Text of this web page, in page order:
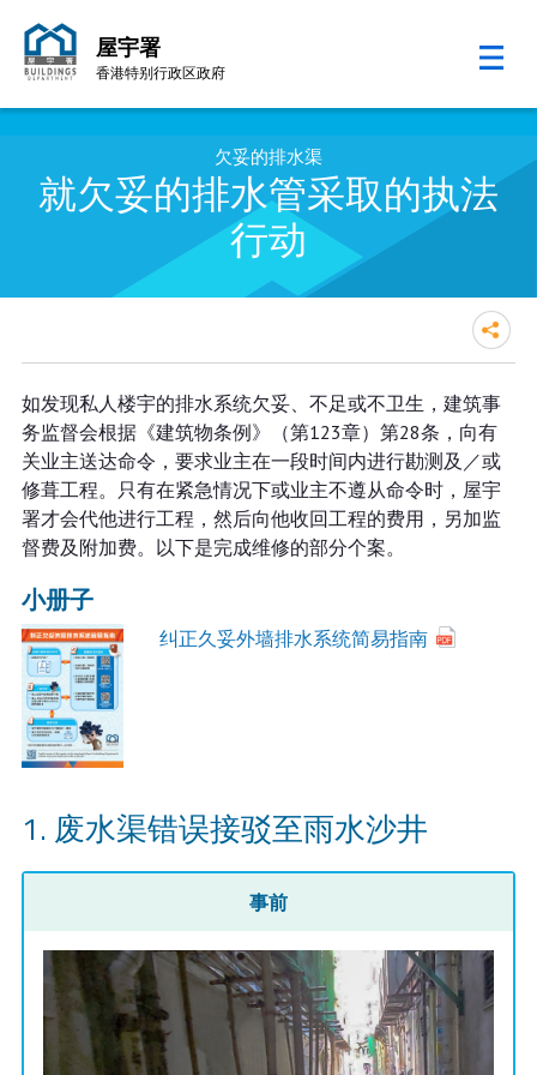
屋宇署
香港特别行政区政府
欠妥的排水渠
就欠妥的排水管采取的执法
行动
就欠妥的排水管采取的执法行动
如发现私人楼宇的排水系统欠妥、不足或不卫生，建筑事
务监督会根据《建筑物条例》（第123章）第28条，向有
关业主送达命令，要求业主在一段时间内进行勘测及／或
修葺工程。只有在紧急情况下或业主不遵从命令时，屋宇
署才会代他进行工程，然后向他收回工程的费用，另加监
督费及附加费。以下是完成维修的部分个案。
小册子
纠正久妥外墙排水系统简易指南
废水渠错误接驳至雨水沙井
事前